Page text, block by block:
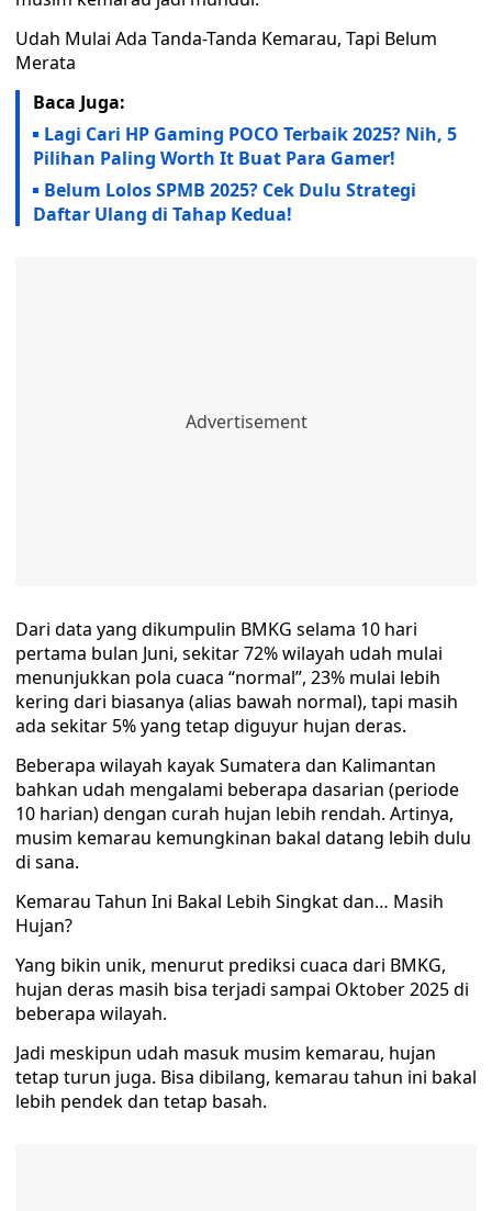
Udah Mulai Ada Tanda-Tanda Kemarau, Tapi Belum
Merata
Baca Juga:
Lagi Cari HP Gaming POCO Terbaik 2025? Nih, 5
Pilihan Paling Worth It Buat Para Gamer!
Belum Lolos SPMB 2025? Cek Dulu Strategi
Daftar Ulang di Tahap Kedua!
Dari data yang dikumpulin BMKG selama 10 hari
pertama bulan Juni, sekitar 72% wilayah udah mulai
menunjukkan pola cuaca “normal”, 23% mulai lebih
kering dari biasanya (alias bawah normal), tapi masih
ada sekitar 5% yang tetap diguyur hujan deras.
Beberapa wilayah kayak Sumatera dan Kalimantan
bahkan udah mengalami beberapa dasarian (periode
10 harian) dengan curah hujan lebih rendah. Artinya,
musim kemarau kemungkinan bakal datang lebih dulu
di sana.
Kemarau Tahun Ini Bakal Lebih Singkat dan… Masih
Hujan?
Yang bikin unik, menurut prediksi cuaca dari BMKG,
hujan deras masih bisa terjadi sampai Oktober 2025 di
beberapa wilayah.
Jadi meskipun udah masuk musim kemarau, hujan
tetap turun juga. Bisa dibilang, kemarau tahun ini bakal
lebih pendek dan tetap basah.